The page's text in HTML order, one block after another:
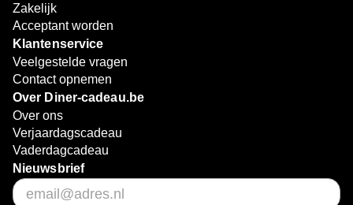
Zakelijk
Acceptant worden
Klantenservice
Veelgestelde vragen
Contact opnemen
Over Diner-cadeau.be
Over ons
Verjaardagscadeau
Vaderdagcadeau
Nieuwsbrief